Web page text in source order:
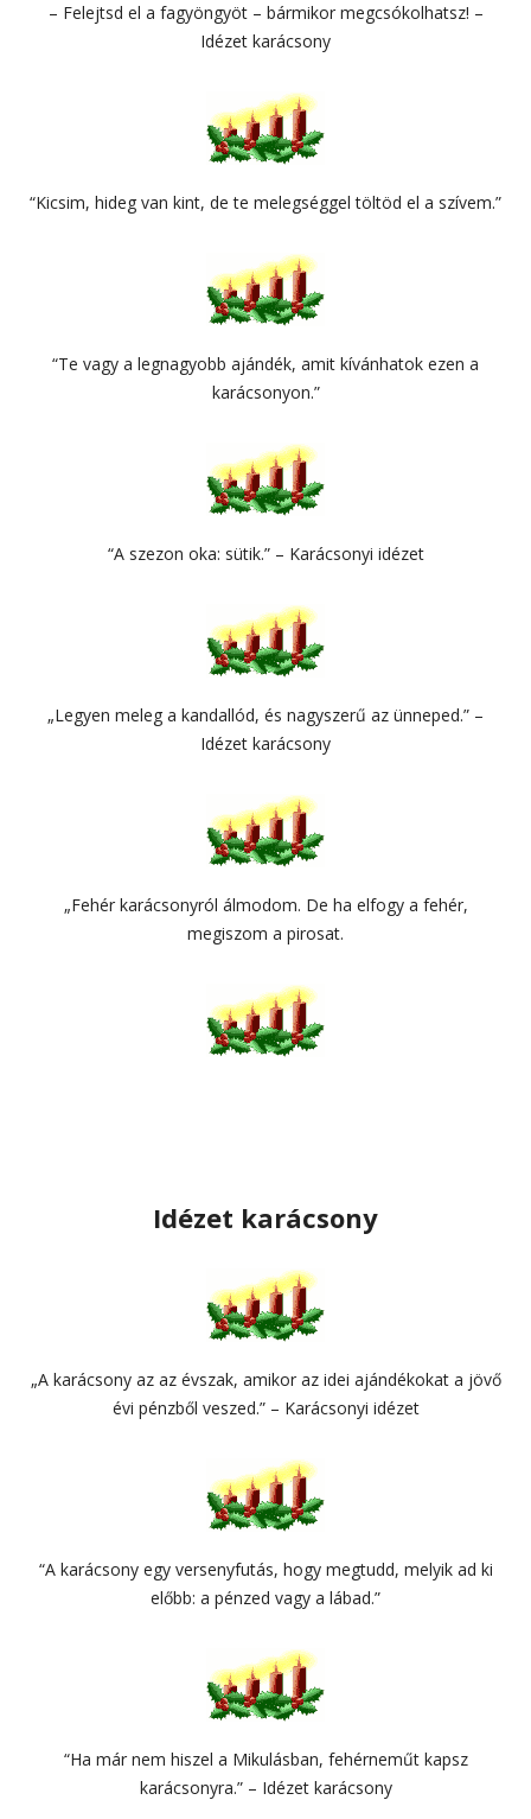
– Felejtsd el a fagyöngyöt – bármikor megcsókolhatsz! –
Idézet karácsony
“Kicsim, hideg van kint, de te melegséggel töltöd el a szívem.”
“Te vagy a legnagyobb ajándék, amit kívánhatok ezen a
karácsonyon.”
“A szezon oka: sütik.” – Karácsonyi idézet
„Legyen meleg a kandallód, és nagyszerű az ünneped.” –
Idézet karácsony
„Fehér karácsonyról álmodom. De ha elfogy a fehér,
megiszom a pirosat.
Idézet karácsony
„A karácsony az az évszak, amikor az idei ajándékokat a jövő
évi pénzből veszed.” – Karácsonyi idézet
“A karácsony egy versenyfutás, hogy megtudd, melyik ad ki
előbb: a pénzed vagy a lábad.”
“Ha már nem hiszel a Mikulásban, fehérneműt kapsz
karácsonyra.” – Idézet karácsony